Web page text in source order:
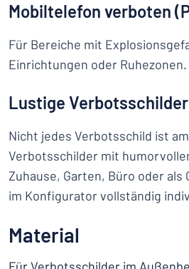
Mobiltelefon verboten
Für Bereiche mit
Einrichtungen oder Ruhezonen.
Lustige Verbotsschilder
Nicht jedes Verbotsschild ist
Verbotsschilder mit
Zuhause, Garten, Büro oder als
im Konfigurator vollständig
Material